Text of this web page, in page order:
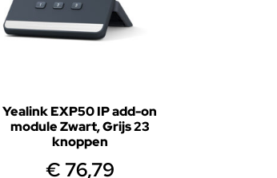
Yealink EXP50 IP add-on
module Zwart, Grijs 23
knoppen
€ 76,79